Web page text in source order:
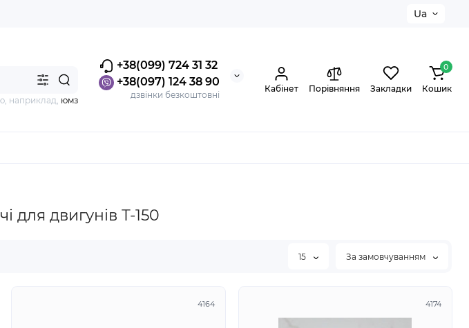
Ua
+38(099) 724 31 32
+38(097) 124 38 90
дзвінки безкоштовні
наприклад, юмз
Кабінет Порівняння Закладки
0
Кошик
для двигунів Т-150
15 За замовчуванням
4164 4174